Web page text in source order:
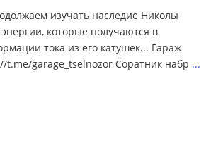
изучать наследие Николы
которые получаются в
тока из его катушек... Гараж
t.me/garage_tselnozor Cоратник набр ...